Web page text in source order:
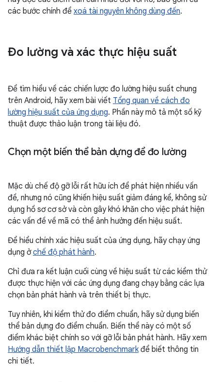
các bước chính để xoá tài nguyên không dùng đến.
Đo lường và xác thực hiệu suất
Để tìm hiểu về các chiến lược đo lường hiệu suất chung
trên Android, hãy xem bài viết Tổng quan về cách đo
lường hiệu suất của ứng dụng. Phần này mô tả một số kỹ
thuật được thảo luận trong tài liệu đó.
Chọn một biến thể bản dựng để đo lường
Mặc dù chế độ gỡ lỗi rất hữu ích để phát hiện nhiều vấn
đề, nhưng nó cũng khiến hiệu suất giảm đáng kể, không sử
dụng hồ sơ cơ sở và còn gây khó khăn cho việc phát hiện
các vấn đề về mã có thể ảnh hưởng đến hiệu suất.
Để hiểu chính xác hiệu suất của ứng dụng, hãy chạy ứng
dụng ởchế độ phát hành.
Chỉ đưa ra kết luận cuối cùng về hiệu suất từ các kiểm thử
được thực hiện với các ứng dụng đang chạy bằng các lựa
chọn bản phát hành và trên thiết bị thực.
Tuy nhiên, khi kiểm thử đo điểm chuẩn, hãy sử dụng biến
thể bản dựng đo điểm chuẩn. Biến thể này có một số
điểm khác biệt chính so với gỡ lỗi bản phát hành. Hãy xem
Hướng dẫn thiết lập Macrobenchmarkđể biết thông tin
chi tiết.